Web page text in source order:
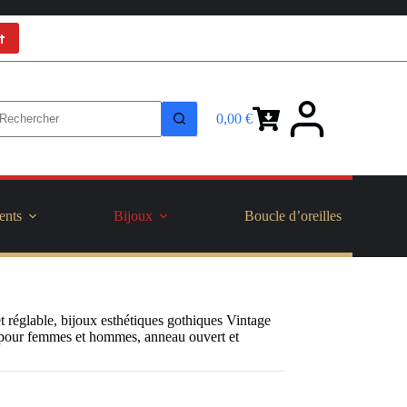
Panier
0,00 €
Bijoux Boucle d’oreilles
réglable, bijoux esthétiques gothiques Vintage
femmes et hommes, anneau ouvert et